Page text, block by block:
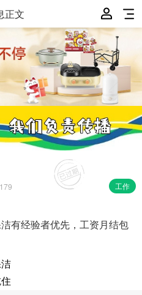
正文
工作
有经验者优先，工资月结包